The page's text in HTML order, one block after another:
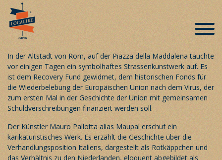
Recovery Fund wird zur Street Art
Veröffentlicht am 13. August 2020
In der Altstadt von Rom, auf der Piazza della Maddalena tauchte
vor einigen Tagen ein symbolhaftes Strassenkunstwerk auf. Es
ist dem Recovery Fund gewidmet, dem historischen Fonds für
die Wiederbelebung der Europäischen Union nach dem Virus, der
zum ersten Mal in der Geschichte der Union mit gemeinsamen
Schuldverschreibungen finanziert werden soll.
Der Künstler Mauro Pallotta alias Maupal erschuf ein
karikaturistisches Werk. Es erzählt die Geschichte über die
Verhandlungsposition Italiens, dargestellt als Rotkäppchen und
das Verhältnis zu den Niederlanden, eloquent abgebildet als